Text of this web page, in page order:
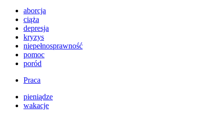
aborcja
ciąża
depresja
kryzys
niepełnosprawność
pomoc
poród
Praca
pieniądze
wakacje